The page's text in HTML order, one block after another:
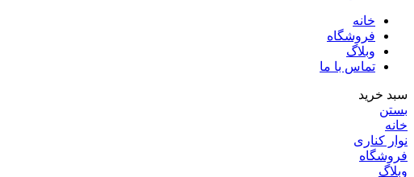
خانه
فروشگاه
وبلاگ
تماس با ما
سبد خرید
بستن
خانه
نوار کناری
فروشگاه
وبلاگ